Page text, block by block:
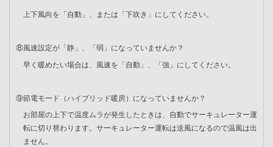
上下風向を「自動」、または「下吹き」にしてください。
⑧風速設定が「静」、「弱」になっていませんか？
早く暖めたい場合は、風速を「自動」、「強」にしてください。
⑨節電モード（ハイブリッド暖房）になっていませんか？
お部屋の上下で温度ムラが発生したときは、自動でサーキュレーター運
転に切り替わります。サーキュレーター運転は送風になるので温風は出
ません。